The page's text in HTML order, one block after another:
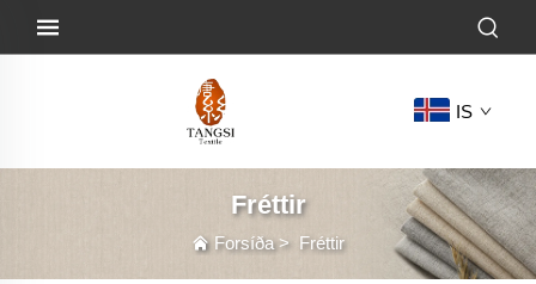
IS
Fréttir
Forsíða> Fréttir